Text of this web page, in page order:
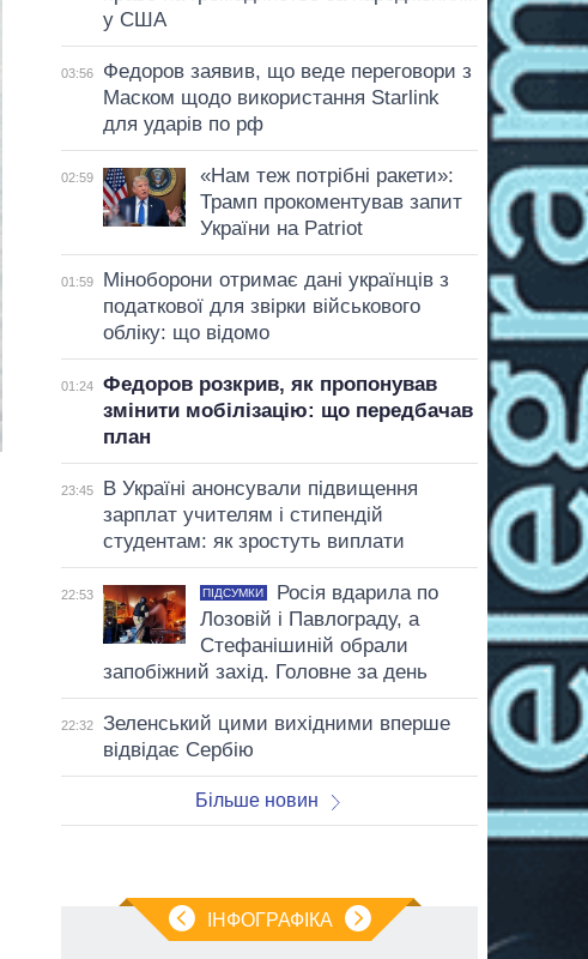
у США
03:56
Федоров заявив, що веде переговори з
Маском щодо використання Starlink
для ударів по рф
02:59
«Нам теж потрібні ракети»:
Трамп прокоментував запит
України на Patriot
01:59
Міноборони отримає дані українців з
податкової для звірки військового
обліку: що відомо
01:24
Федоров розкрив, як пропонував
змінити мобілізацію: що передбачав
план
23:45
В Україні анонсували підвищення
зарплат учителям і стипендій
студентам: як зростуть виплати
22:53 ПІДСУМКИ
Росія вдарила по
Лозовій і Павлограду, а
Стефанішиній обрали
запобіжний захід. Головне за день
22:32
Зеленський цими вихідними вперше
відвідає Сербію
Більше новин
ІНФОГРАФІКА